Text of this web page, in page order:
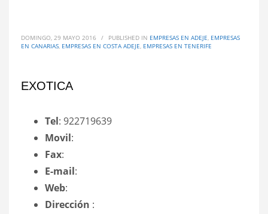
DOMINGO, 29 MAYO 2016 / PUBLISHED IN EMPRESAS EN ADEJE, EMPRESAS
EN CANARIAS, EMPRESAS EN COSTA ADEJE, EMPRESAS EN TENERIFE
EXOTICA
Tel: 922719639
Movil:
Fax:
E-mail:
Web:
Dirección :